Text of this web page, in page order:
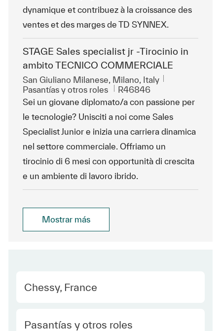
dynamique et contribuez à la croissance des
ventes et des marges de TD SYNNEX.
STAGE Sales specialist jr -Tirocinio in
ambito TECNICO COMMERCIALE
Ubicación
San Giuliano Milanese, Milano, Italy
Categoría
Pasantías y otros roles Id. de trabajo
R46846
Sei un giovane diplomato/a con passione per
le tecnologie? Unisciti a noi come Sales
Specialist Junior e inizia una carriera dinamica
nel settore commerciale. Offriamo un
tirocinio di 6 mesi con opportunità di crescita
e un ambiente di lavoro ibrido.
Mostrar más
Location
Chessy, France
Category
Pasantías y otros roles